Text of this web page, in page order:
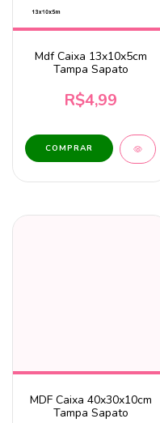
Mdf Caixa 13x10x5cm
Tampa Sapato
R$4,99
MDF Caixa 40x30x10cm
Tampa Sapato